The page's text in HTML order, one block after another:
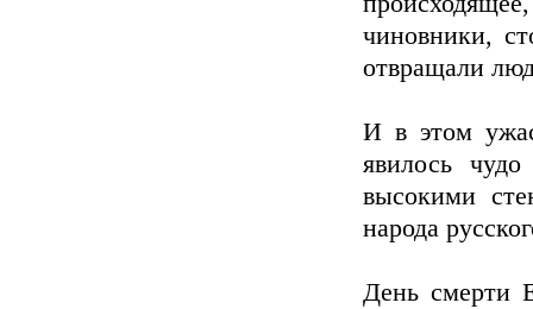
чиновники,
отвращали
И в этом
явилось
высокими
народа
День смерти